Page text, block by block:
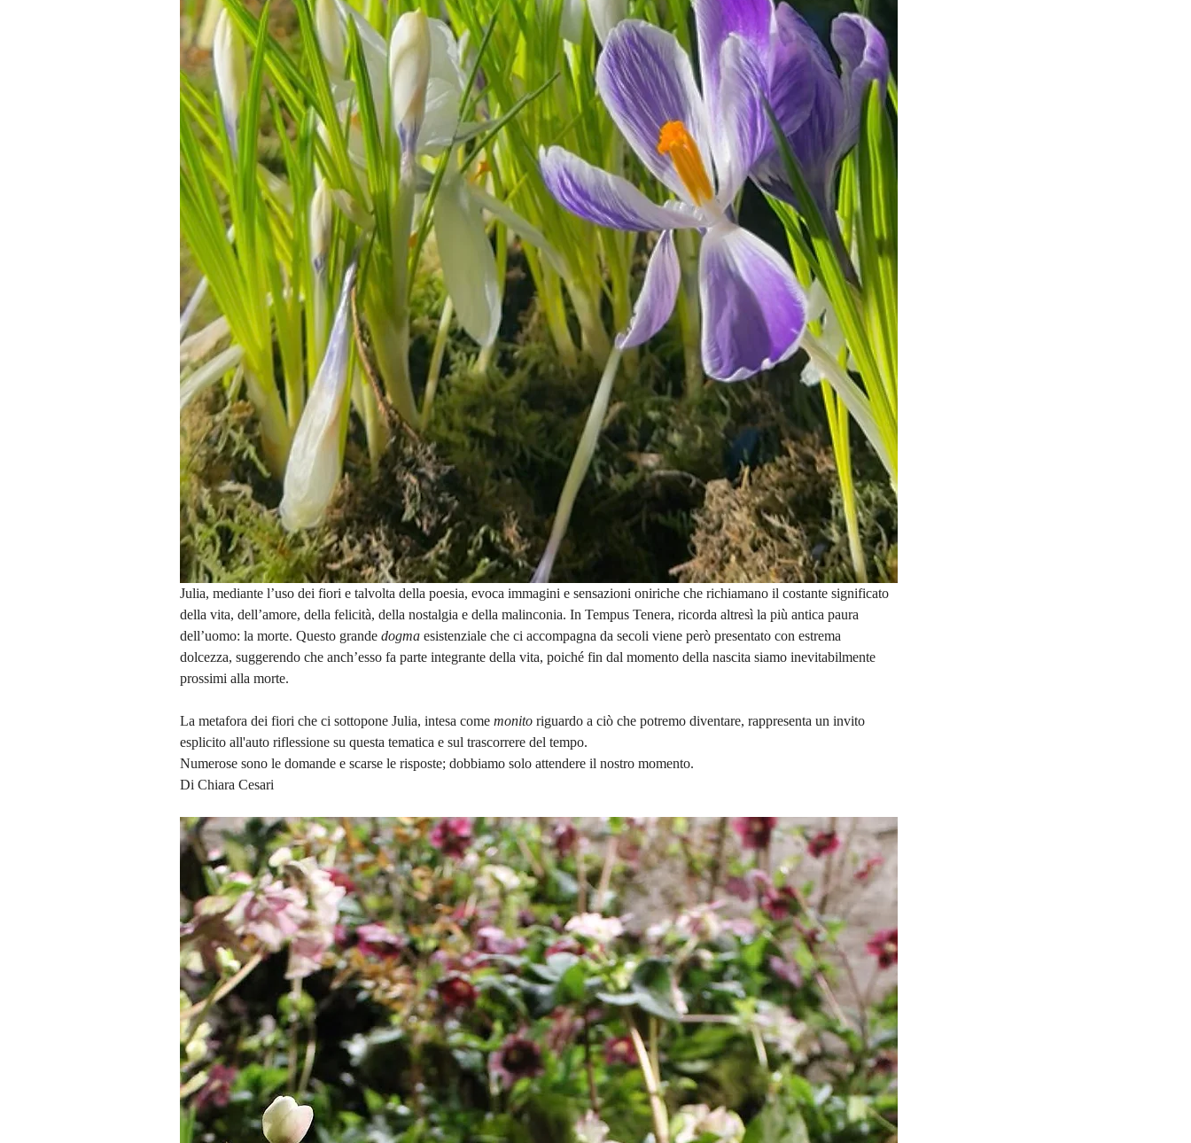
Julia, mediante l’uso dei fiori e talvolta della poesia, evoca immagini e sensazioni oniriche che richiamano il costante significato
della vita, dell’amore, della felicità, della nostalgia e della malinconia. In Tempus Tenera, ricorda altresì la più antica paura
dell’uomo: la morte. Questo grande dogma esistenziale che ci accompagna da secoli viene però presentato con estrema
dolcezza, suggerendo che anch’esso fa parte integrante della vita, poiché fin dal momento della nascita siamo inevitabilmente
prossimi alla morte.
La metafora dei fiori che ci sottopone Julia, intesa come monito riguardo a ciò che potremo diventare, rappresenta un invito
esplicito all'auto riflessione su questa tematica e sul trascorrere del tempo.
Numerose sono le domande e scarse le risposte; dobbiamo solo attendere il nostro momento.
Di Chiara Cesari